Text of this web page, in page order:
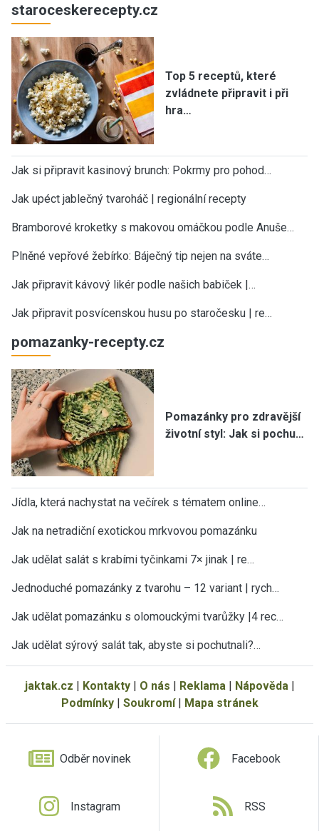
staroceskerecepty.cz
Top 5 receptů, které
zvládnete připravit i při
hra…
Jak si připravit kasinový brunch: Pokrmy pro pohod…
Jak upéct jablečný tvaroháč | regionální recepty
Bramborové kroketky s makovou omáčkou podle Anuše…
Plněné vepřové žebírko: Báječný tip nejen na sváte…
Jak připravit kávový likér podle našich babiček |…
Jak připravit posvícenskou husu po staročesku | re…
pomazanky-recepty.cz
Pomazánky pro zdravější
životní styl: Jak si pochu…
Jídla, která nachystat na večírek s tématem online…
Jak na netradiční exotickou mrkvovou pomazánku
Jak udělat salát s krabími tyčinkami 7× jinak | re…
Jednoduché pomazánky z tvarohu – 12 variant | rych…
Jak udělat pomazánku s olomouckými tvarůžky |4 rec…
Jak udělat sýrový salát tak, abyste si pochutnali?…
jaktak.cz | Kontakty| O nás | Reklama| Nápověda|
Podmínky| Soukromí| Mapa stránek
Odběr novinek Facebook
Instagram RSS